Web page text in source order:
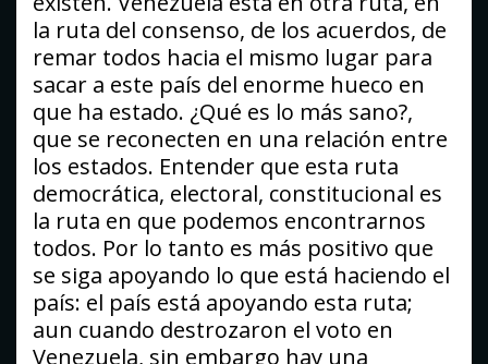
la ruta del consenso, de los acuerdos, de
remar todos hacia el mismo lugar para
sacar a este país del enorme hueco en
que ha estado. ¿Qué es lo más sano?,
que se reconecten en una relación entre
los estados. Entender que esta ruta
democrática, electoral, constitucional es
la ruta en que podemos encontrarnos
todos. Por lo tanto es más positivo que
se siga apoyando lo que está haciendo el
país: el país está apoyando esta ruta;
aun cuando destrozaron el voto en
Venezuela, sin embargo hay una